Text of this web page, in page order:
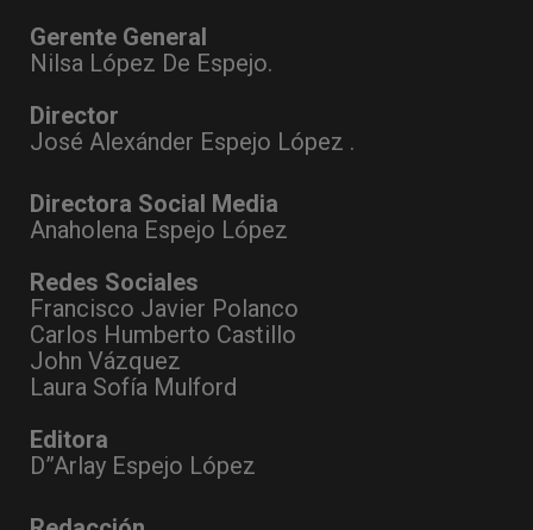
Gerente General
Nilsa López De Espejo.
Director
José Alexánder Espejo López .
Directora Social Media
Anaholena Espejo López
Redes Sociales
Francisco Javier Polanco
Carlos Humberto Castillo
John Vázquez
Laura Sofía Mulford
Editora
D”Arlay Espejo López